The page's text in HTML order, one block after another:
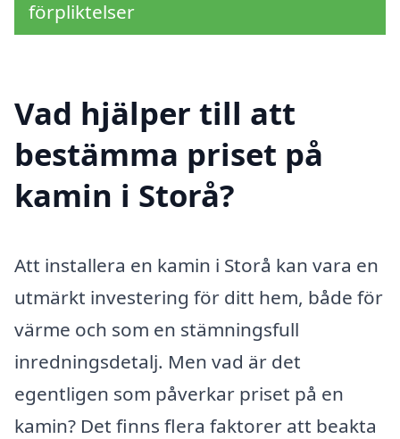
förpliktelser
Vad hjälper till att
bestämma priset på
kamin i Storå?
Att installera en kamin i Storå kan vara en
utmärkt investering för ditt hem, både för
värme och som en stämningsfull
inredningsdetalj. Men vad är det
egentligen som påverkar priset på en
kamin? Det finns flera faktorer att beakta